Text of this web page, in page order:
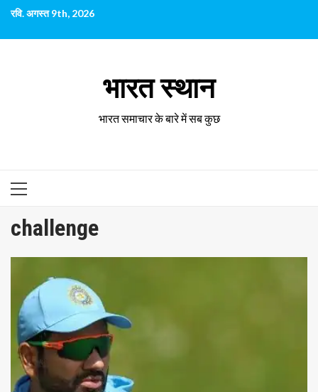
छोड़कर
पर
रवि. अगस्त 9th, 2026
भारत स्थान
भारत समाचार के बारे में सब कुछ
प्राथमिक
challenge